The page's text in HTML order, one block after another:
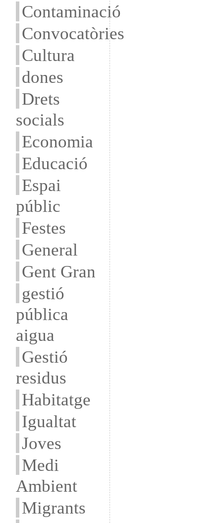
Contaminació
Convocatòries
Cultura
dones
Drets
socials
Economia
Educació
Espai
públic
Festes
General
Gent Gran
gestió
pública
aigua
Gestió
residus
Habitatge
Igualtat
Joves
Medi
Ambient
Migrants